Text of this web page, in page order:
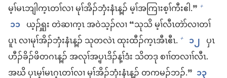
မ့ၢ်​မၤဘျါ​က့ၤ​တၢ်​လၢ မုၢ်​အိၣ်ဘှံး​နံၤ​န့ၣ်​ မ့ၢ်​အကြၢး​စ့ၢ်ကီး​ဧါ.” +
၁၁ ယ့ၣ်ၡူး တဲ​ဆၢက့ၤ အဝဲသ့ၣ်​လၢ “သု​သိ မ့ၢ်​လီၤတဲာ်​လၢ​တၢ်
ပူၤ လၢ​မုၢ်​အိၣ်ဘှံး​နံၤ​န့ၣ်​ သု​တ​လဲၤ ထုးထီၣ်​က့ၤ​အီၤ​ဧီၤ. + ၁၂ ပှၤ​
ဟီၣ်ခိၣ်​ဖိ​တဂၤ​န့ၣ်​ အလုၢ်​အပှ့ၤဒိၣ်​န့ၢ်ဒံး သိ​တဒု စၢၢ်တလၢၢ်​လီၤ.
အဃိ ပှၤ​မ့ၢ်​မၤဂ့ၤ​တၢ်​လၢ မုၢ်​အိၣ်ဘှံး​နံၤ​န့ၣ်​ တ​ကမၣ်​ဘၣ်.” ၁၃